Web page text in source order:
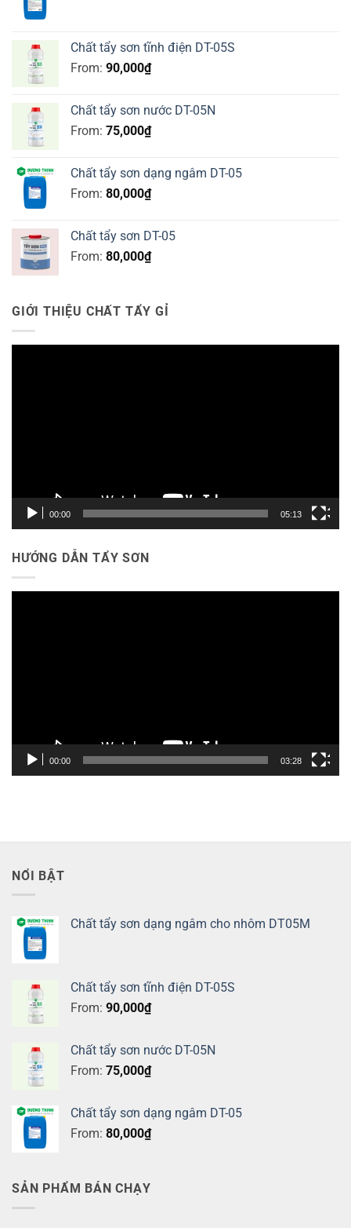
Chất tẩy sơn tĩnh điện DT-05S
From: 90,000₫
Chất tẩy sơn nước DT-05N
From: 75,000₫
Chất tẩy sơn dạng ngâm DT-05
From: 80,000₫
Chất tẩy sơn DT-05
From: 80,000₫
GIỚI THIỆU CHẤT TẨY GỈ
00:00 05:13
HƯỚNG DẪN TẨY SƠN
00:00 03:28
NỔI BẬT
Chất tẩy sơn dạng ngâm cho nhôm DT05M
Chất tẩy sơn tĩnh điện DT-05S
From: 90,000₫
Chất tẩy sơn nước DT-05N
From: 75,000₫
Chất tẩy sơn dạng ngâm DT-05
From: 80,000₫
SẢN PHẨM BÁN CHẠY